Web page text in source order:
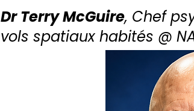
Dr Terry McGuire, Chef
vols spatiaux habités @